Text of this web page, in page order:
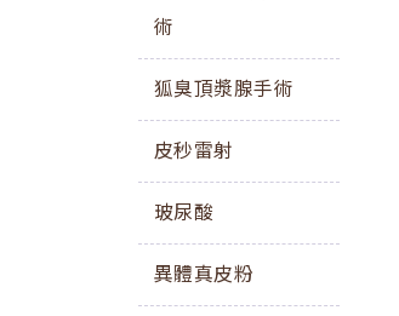
術
狐臭頂漿腺手術
皮秒雷射
玻尿酸
異體真皮粉